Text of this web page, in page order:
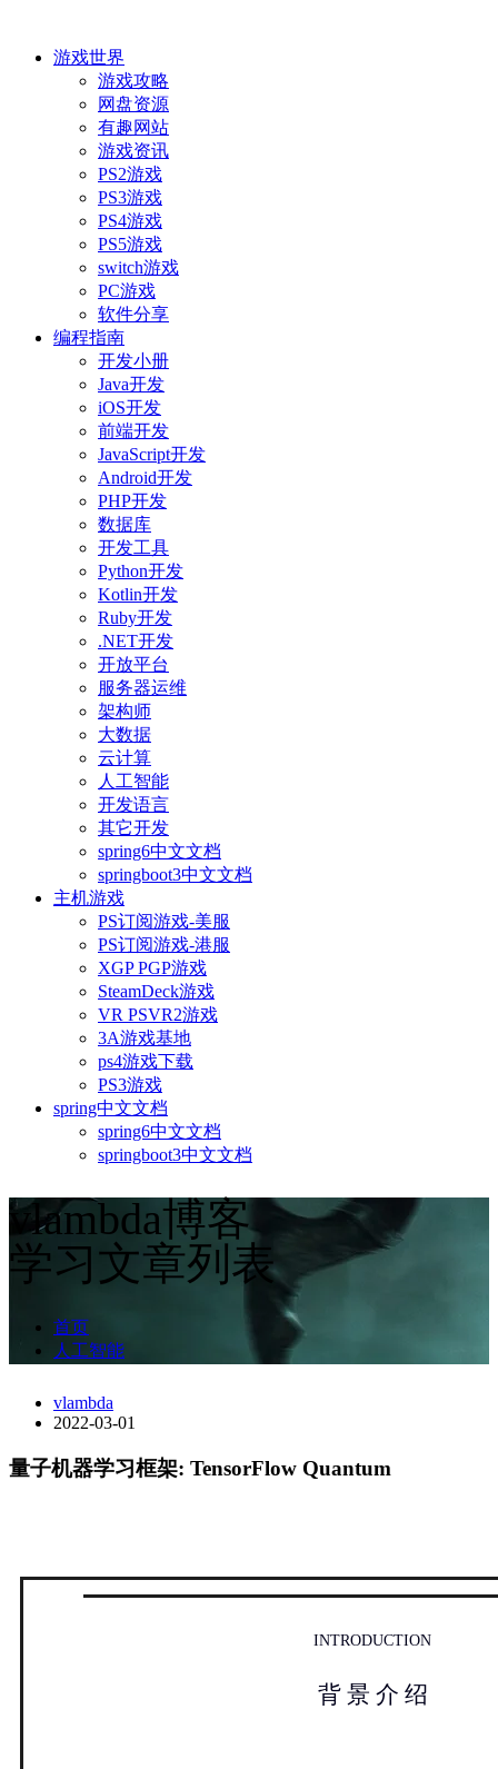
游戏世界
游戏攻略
网盘资源
有趣网站
游戏资讯
PS2游戏
PS3游戏
PS4游戏
PS5游戏
switch游戏
PC游戏
软件分享
编程指南
开发小册
Java开发
iOS开发
前端开发
JavaScript开发
Android开发
PHP开发
数据库
开发工具
Python开发
Kotlin开发
Ruby开发
.NET开发
开放平台
服务器运维
架构师
大数据
云计算
人工智能
开发语言
其它开发
spring6中文文档
springboot3中文文档
主机游戏
PS订阅游戏-美服
PS订阅游戏-港服
XGP PGP游戏
SteamDeck游戏
VR PSVR2游戏
3A游戏基地
ps4游戏下载
PS3游戏
spring中文文档
spring6中文文档
springboot3中文文档
vlambda博客
学习文章列表
首页
人工智能
vlambda
2022-03-01
量子机器学习框架: TensorFlow Quantum
INTRODUCTION
背 景 介 绍